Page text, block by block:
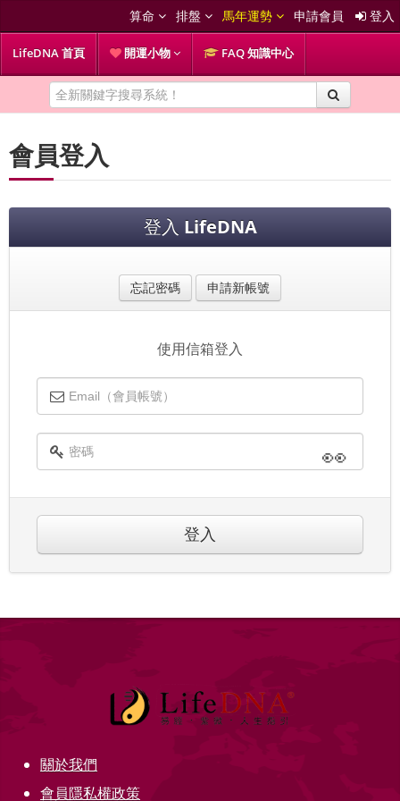
算命 排盤 馬年運勢 申請會員 登入
LifeDNA 首頁 開運小物 FAQ 知識中心
會員登入
登入 LifeDNA
忘記密碼 申請新帳號
使用信箱登入
👀
登入
關於我們
會員隱私權政策